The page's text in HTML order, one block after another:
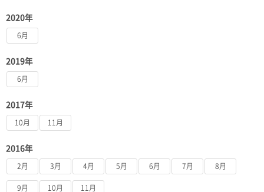
2020年
6月
2019年
6月
2017年
10月 11月
2016年
2月 3月 4月 5月 6月 7月 8月
9月 10月 11月